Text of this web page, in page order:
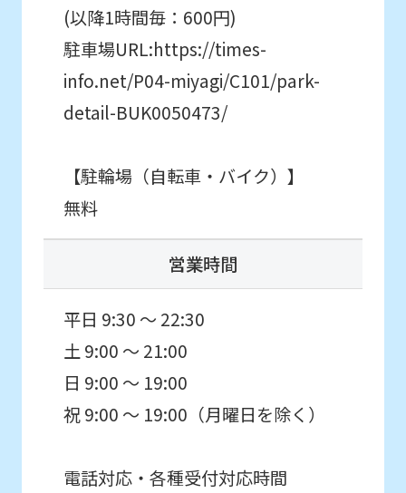
(以降1時間毎：600円)
駐車場URL:https://times-
info.net/P04-miyagi/C101/park-
detail-BUK0050473/
【駐輪場（自転車・バイク）】
無料
営業時間
平日 9:30 ～ 22:30
土 9:00 ～ 21:00
日 9:00 ～ 19:00
祝 9:00 ～ 19:00（月曜日を除く）
電話対応・各種受付対応時間
We
ask
that
you
understand
this
using
the